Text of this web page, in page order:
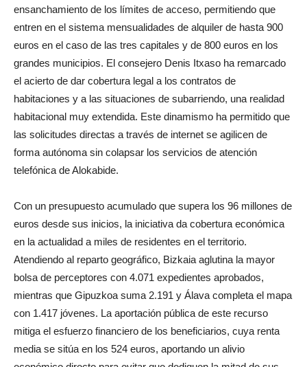
ensanchamiento de los límites de acceso, permitiendo que
entren en el sistema mensualidades de alquiler de hasta 900
euros en el caso de las tres capitales y de 800 euros en los
grandes municipios. El consejero Denis Itxaso ha remarcado
el acierto de dar cobertura legal a los contratos de
habitaciones y a las situaciones de subarriendo, una realidad
habitacional muy extendida. Este dinamismo ha permitido que
las solicitudes directas a través de internet se agilicen de
forma autónoma sin colapsar los servicios de atención
telefónica de Alokabide.
Con un presupuesto acumulado que supera los 96 millones de
euros desde sus inicios, la iniciativa da cobertura económica
en la actualidad a miles de residentes en el territorio.
Atendiendo al reparto geográfico, Bizkaia aglutina la mayor
bolsa de perceptores con 4.071 expedientes aprobados,
mientras que Gipuzkoa suma 2.191 y Álava completa el mapa
con 1.417 jóvenes. La aportación pública de este recurso
mitiga el esfuerzo financiero de los beneficiarios, cuya renta
media se sitúa en los 524 euros, aportando un alivio